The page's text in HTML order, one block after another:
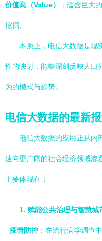
价值高（Value） ：蕴含巨大
挖掘。
本质上，电信大数据是现
性的映射，能够深刻反映人口
为的模式与趋势。
电信大数据的最新
电信大数据的应用正从内
速向更广阔的社会经济领域渗
主要体现在：
1. 赋能公共治理与智慧城
- 疫情防控 ：在流行病学调查